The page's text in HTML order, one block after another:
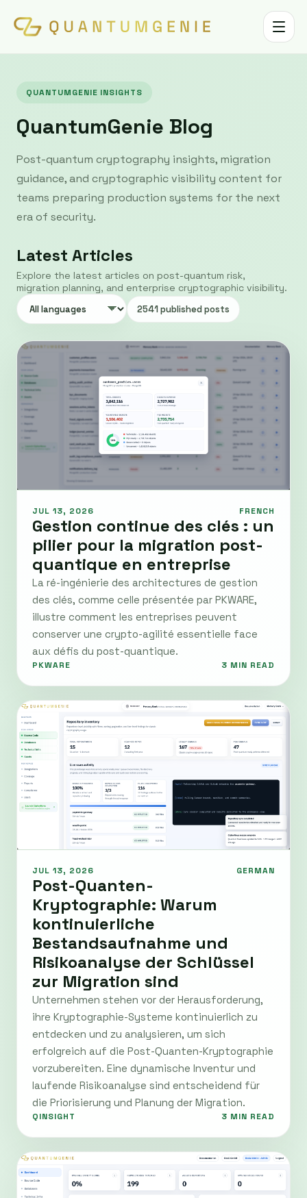
Toggle
QUANTUMGENIE INSIGHTS
QuantumGenie Blog
Post-quantum cryptography insights, migration
guidance, and cryptographic visibility content for
teams preparing production systems for the next
era of security.
Latest Articles
Explore the latest articles on post-quantum risk,
migration planning, and enterprise cryptographic visibility.
2541 published posts
JUL 13, 2026 FRENCH
Gestion continue des clés : un
pilier pour la migration post-
quantique en entreprise
La ré-ingénierie des architectures de gestion
des clés, comme celle présentée par PKWARE,
illustre comment les entreprises peuvent
conserver une crypto-agilité essentielle face
aux défis du post-quantique.
PKWARE 3 MIN READ
JUL 13, 2026 GERMAN
Post-Quanten-
Kryptographie: Warum
kontinuierliche
Bestandsaufnahme und
Risikoanalyse der Schlüssel
zur Migration sind
Unternehmen stehen vor der Herausforderung,
ihre Kryptographie-Systeme kontinuierlich zu
entdecken und zu analysieren, um sich
erfolgreich auf die Post-Quanten-Kryptographie
vorzubereiten. Eine dynamische Inventur und
laufende Risikoanalyse sind entscheidend für
die Priorisierung und Planung der Migration.
QINSIGHT 3 MIN READ